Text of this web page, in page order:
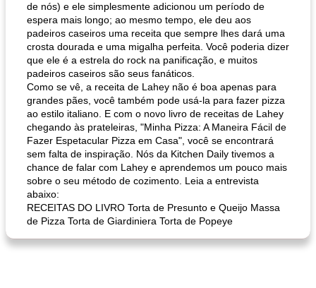
de nós) e ele simplesmente adicionou um período de
espera mais longo; ao mesmo tempo, ele deu aos
padeiros caseiros uma receita que sempre lhes dará uma
crosta dourada e uma migalha perfeita. Você poderia dizer
que ele é a estrela do rock na panificação, e muitos
padeiros caseiros são seus fanáticos.
Como se vê, a receita de Lahey não é boa apenas para
grandes pães, você também pode usá-la para fazer pizza
ao estilo italiano. E com o novo livro de receitas de Lahey
chegando às prateleiras, "Minha Pizza: A Maneira Fácil de
Fazer Espetacular Pizza em Casa", você se encontrará
sem falta de inspiração. Nós da Kitchen Daily tivemos a
chance de falar com Lahey e aprendemos um pouco mais
sobre o seu método de cozimento. Leia a entrevista
abaixo:
RECEITAS DO LIVRO Torta de Presunto e Queijo Massa
de Pizza Torta de Giardiniera Torta de Popeye